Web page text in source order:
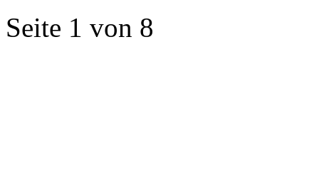
Seite 1 von 8